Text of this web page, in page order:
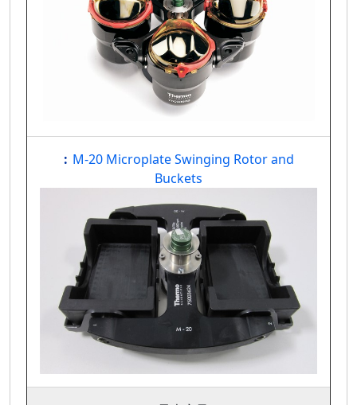
M-20 Microplate Swinging Rotor and
Buckets